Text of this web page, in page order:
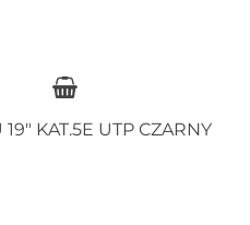
KAT.5E UTP CZARNY